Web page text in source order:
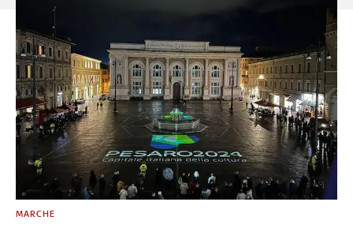
MARCHE